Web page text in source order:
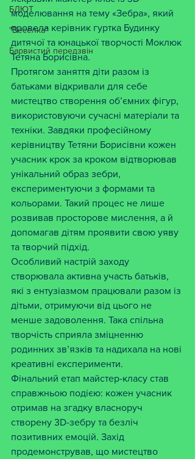
БДЮТ
"Веселка"
Барвистий передзвін
моделювання на тему «Зебра», який
провела керівник гуртка Будинку
дитячої та юнацької творчості Моклюк
Тетяна Борисівна.
Протягом заняття діти разом із
батьками відкривали для себе
мистецтво створення об’ємних фігур,
використовуючи сучасні матеріали та
техніки. Завдяки професійному
керівництву Тетяни Борисівни кожен
учасник крок за кроком відтворював
унікальний образ зебри,
експериментуючи з формами та
кольорами. Такий процес не лише
розвивав просторове мислення, а й
допомагав дітям проявити свою уяву
та творчий підхід.
Особливий настрій заходу
створювала активна участь батьків,
які з ентузіазмом працювали разом із
дітьми, отримуючи від цього не
менше задоволення. Така спільна
творчість сприяла зміцненню
родинних зв’язків та надихала на нові
креативні експерименти.
Фінальний етап майстер-класу став
справжньою подією: кожен учасник
отримав на згадку власноруч
створену 3D-зебру та безліч
позитивних емоцій. Захід
продемонстрував, що мистецтво